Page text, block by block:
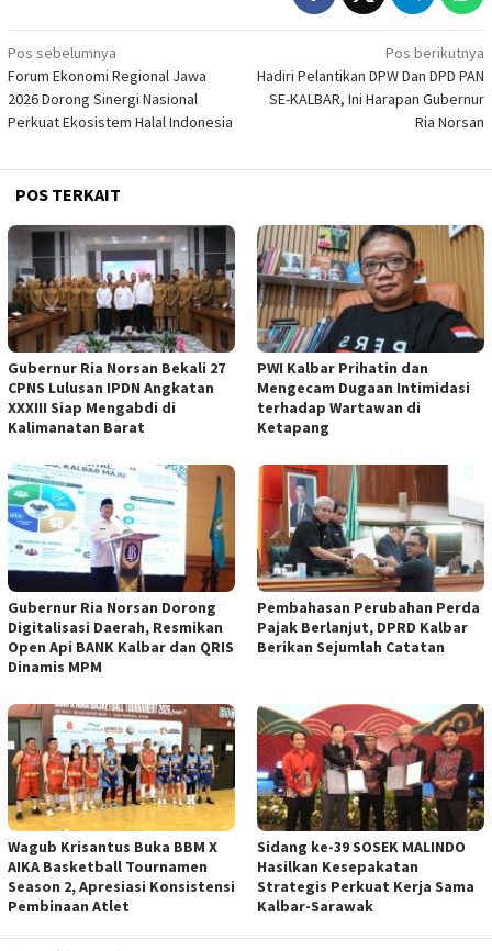
Navigasi
pos
Pos sebelumnya
Forum Ekonomi Regional Jawa
2026 Dorong Sinergi Nasional
Perkuat Ekosistem Halal Indonesia
Pos berikutnya
Hadiri Pelantikan DPW Dan DPD PAN
SE-KALBAR, Ini Harapan Gubernur
Ria Norsan
POS TERKAIT
Gubernur Ria Norsan Bekali 27
CPNS Lulusan IPDN Angkatan
XXXIII Siap Mengabdi di
Kalimanatan Barat
PWI Kalbar Prihatin dan
Mengecam Dugaan Intimidasi
terhadap Wartawan di
Ketapang
Gubernur Ria Norsan Dorong
Digitalisasi Daerah, Resmikan
Open Api BANK Kalbar dan QRIS
Dinamis MPM
Pembahasan Perubahan Perda
Pajak Berlanjut, DPRD Kalbar
Berikan Sejumlah Catatan
Wagub Krisantus Buka BBM X
AIKA Basketball Tournamen
Season 2, Apresiasi Konsistensi
Pembinaan Atlet
Sidang ke-39 SOSEK MALINDO
Hasilkan Kesepakatan
Strategis Perkuat Kerja Sama
Kalbar-Sarawak